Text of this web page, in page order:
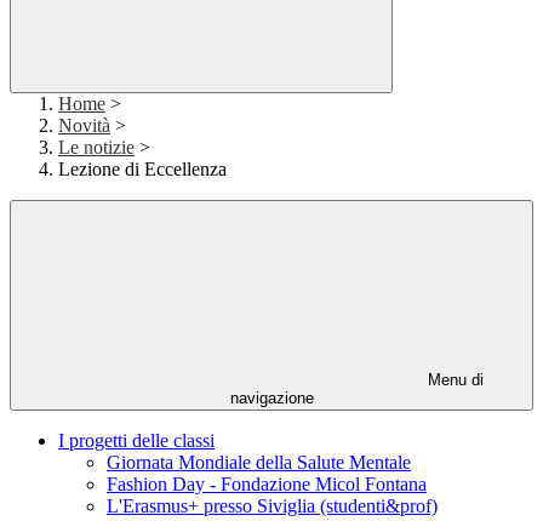
Home >
Novità >
Le notizie >
Lezione di Eccellenza
Menu di
navigazione
I progetti delle classi
Giornata Mondiale della Salute Mentale
Fashion Day - Fondazione Micol Fontana
L'Erasmus+ presso Siviglia (studenti&prof)